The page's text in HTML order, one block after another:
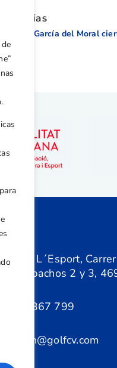
noticias
de L´Esport,
5, Despachos 2 y 3,
961 367 799